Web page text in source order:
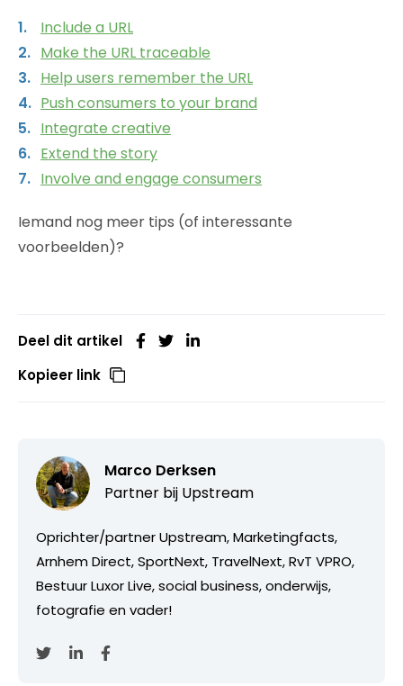
Include a URL
Make the URL traceable
Help users remember the URL
Push consumers to your brand
Integrate creative
Extend the story
Involve and engage consumers
Iemand nog meer tips (of interessante
voorbeelden)?
Deel dit artikel
Kopieer link
Marco Derksen
Partner bij Upstream
Oprichter/partner Upstream, Marketingfacts,
Arnhem Direct, SportNext, TravelNext, RvT VPRO,
Bestuur Luxor Live, social business, onderwijs,
fotografie en vader!